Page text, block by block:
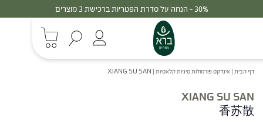
30% - הנחה על סדרת הפטריות ברכישת 3 מוצרים
דף הבית | אינדקס פורמולות סיניות קלאסיות |
XIANG SU SAN
XIANG SU SAN
香苏散